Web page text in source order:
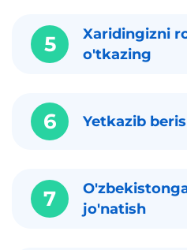
5
Xaridingizni
o'tkazing
6 Yetkazib
7
jo'natish